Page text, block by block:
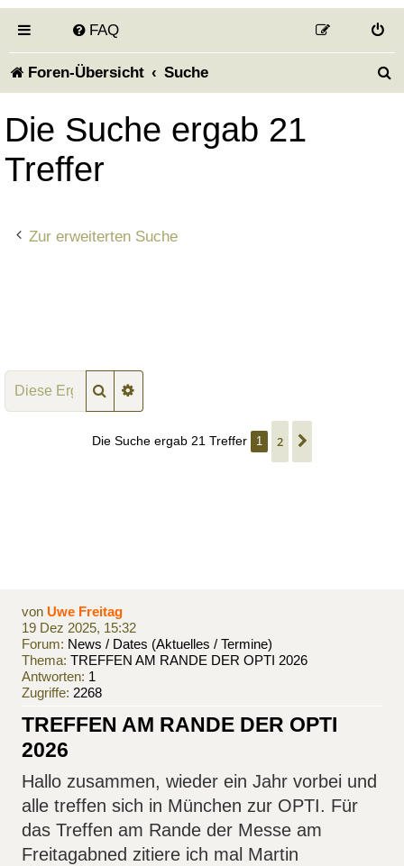
FAQ
Foren-Übersicht Suche
Die Suche ergab 21
Treffer
Zur erweiterten Suche
Suche
Die Suche ergab 21 Treffer 1 2
von Uwe Freitag
19 Dez 2025, 15:32
Forum: News / Dates (Aktuelles / Termine)
Thema: TREFFEN AM RANDE DER OPTI 2026
Antworten: 1
Zugriffe: 2268
TREFFEN AM RANDE DER OPTI
2026
Hallo zusammen, wieder ein Jahr vorbei und
alle treffen sich in München zur OPTI. Für
das Treffen am Rande der Messe am
Freitagabned zitiere ich mal Martin